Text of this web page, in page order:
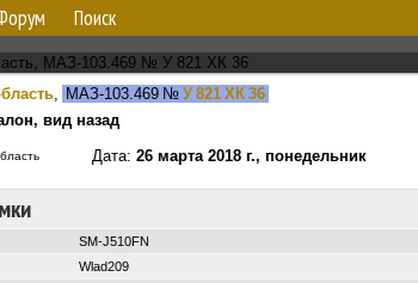
Поиск
, МАЗ-103.469 № У 821 ХК 36
вид назад
Дата: 26 марта 2018 г., понедельник
SM-J510FN
Wlad209